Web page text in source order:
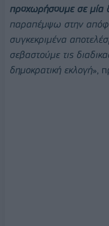
προχωρήσουμε σε μία
παραπέμψω στην
συγκεκριμένα
σεβαστούμε τις
δημοκρατική εκλογή»,